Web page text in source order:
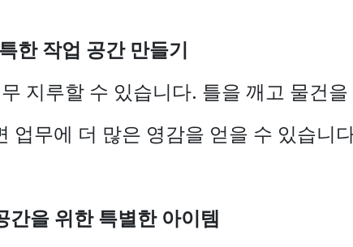
한 작업 공간 만들기
지루할 수 있습니다. 틀을 깨고 물건
업무에 더 많은 영감을 얻을 수 있습니
간을 위한 특별한 아이템